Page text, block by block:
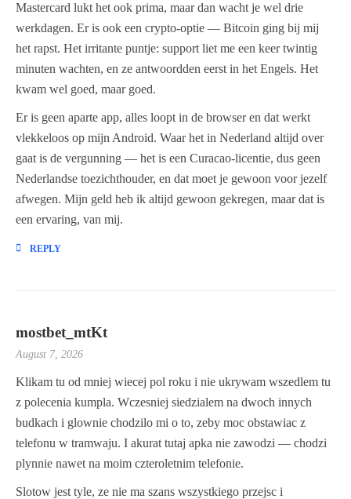
Mastercard lukt het ook prima, maar dan wacht je wel drie
werkdagen. Er is ook een crypto-optie — Bitcoin ging bij mij
het rapst. Het irritante puntje: support liet me een keer twintig
minuten wachten, en ze antwoordden eerst in het Engels. Het
kwam wel goed, maar goed.
Er is geen aparte app, alles loopt in de browser en dat werkt
vlekkeloos op mijn Android. Waar het in Nederland altijd over
gaat is de vergunning — het is een Curacao-licentie, dus geen
Nederlandse toezichthouder, en dat moet je gewoon voor jezelf
afwegen. Mijn geld heb ik altijd gewoon gekregen, maar dat is
een ervaring, van mij.
REPLY
mostbet_mtKt
August 7, 2026
Klikam tu od mniej wiecej pol roku i nie ukrywam wszedlem tu
z polecenia kumpla. Wczesniej siedzialem na dwoch innych
budkach i glownie chodzilo mi o to, zeby moc obstawiac z
telefonu w tramwaju. I akurat tutaj apka nie zawodzi — chodzi
plynnie nawet na moim czteroletnim telefonie.
Slotow jest tyle, ze nie ma szans wszystkiego przejsc i